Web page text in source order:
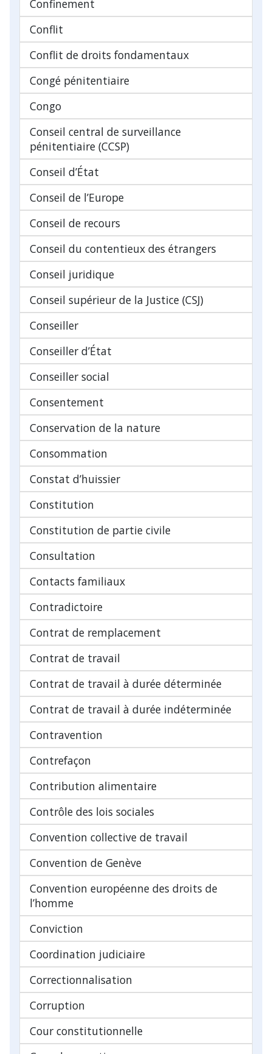
Confinement
Conflit
Conflit de droits fondamentaux
Congé pénitentiaire
Congo
Conseil central de surveillance
pénitentiaire (CCSP)
Conseil d’État
Conseil de l’Europe
Conseil de recours
Conseil du contentieux des étrangers
Conseil juridique
Conseil supérieur de la Justice (CSJ)
Conseiller
Conseiller d’État
Conseiller social
Consentement
Conservation de la nature
Consommation
Constat d’huissier
Constitution
Constitution de partie civile
Consultation
Contacts familiaux
Contradictoire
Contrat de remplacement
Contrat de travail
Contrat de travail à durée déterminée
Contrat de travail à durée indéterminée
Contravention
Contrefaçon
Contribution alimentaire
Contrôle des lois sociales
Convention collective de travail
Convention de Genève
Convention européenne des droits de
l’homme
Conviction
Coordination judiciaire
Correctionnalisation
Corruption
Cour constitutionnelle